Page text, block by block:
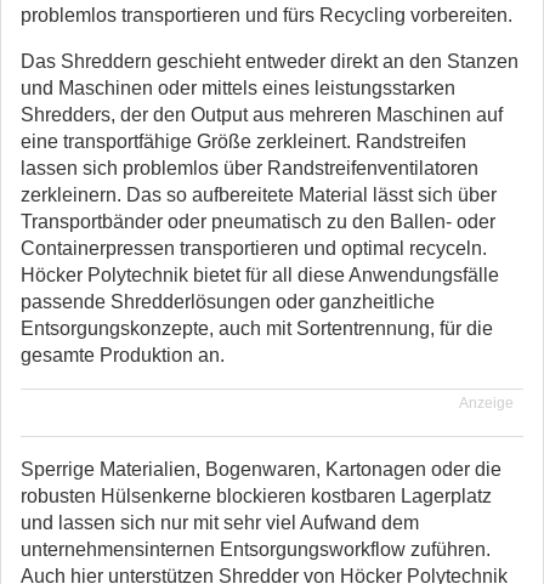
problemlos transportieren und fürs Recycling vorbereiten.
Das Shreddern geschieht entweder direkt an den Stanzen
und Maschinen oder mittels eines leistungsstarken
Shredders, der den Output aus mehreren Maschinen auf
eine transportfähige Größe zerkleinert. Randstreifen
lassen sich problemlos über Randstreifenventilatoren
zerkleinern. Das so aufbereitete Material lässt sich über
Transportbänder oder pneumatisch zu den Ballen- oder
Containerpressen transportieren und optimal recyceln.
Höcker Polytechnik bietet für all diese Anwendungsfälle
passende Shredderlösungen oder ganzheitliche
Entsorgungskonzepte, auch mit Sortentrennung, für die
gesamte Produktion an.
Anzeige
Sperrige Materialien, Bogenwaren, Kartonagen oder die
robusten Hülsenkerne blockieren kostbaren Lagerplatz
und lassen sich nur mit sehr viel Aufwand dem
unternehmensinternen Entsorgungsworkflow zuführen.
Auch hier unterstützen Shredder von Höcker Polytechnik